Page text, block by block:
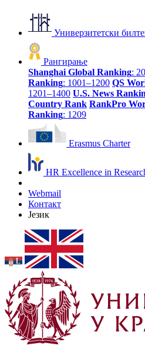
Универзитетски
Рангирање
Shanghai Global Ranking:
Ranking: 1001–1200 QS
1201–1400 U.S. News
Country Rank RankPro
Ranking: 1209
Erasmus Charter
HR Excellence in
Webmail
Контакт
Језик